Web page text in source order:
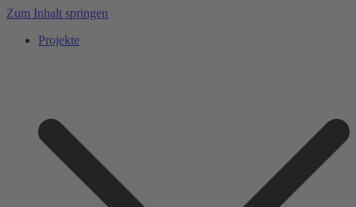
Zum Inhalt springen
Projekte